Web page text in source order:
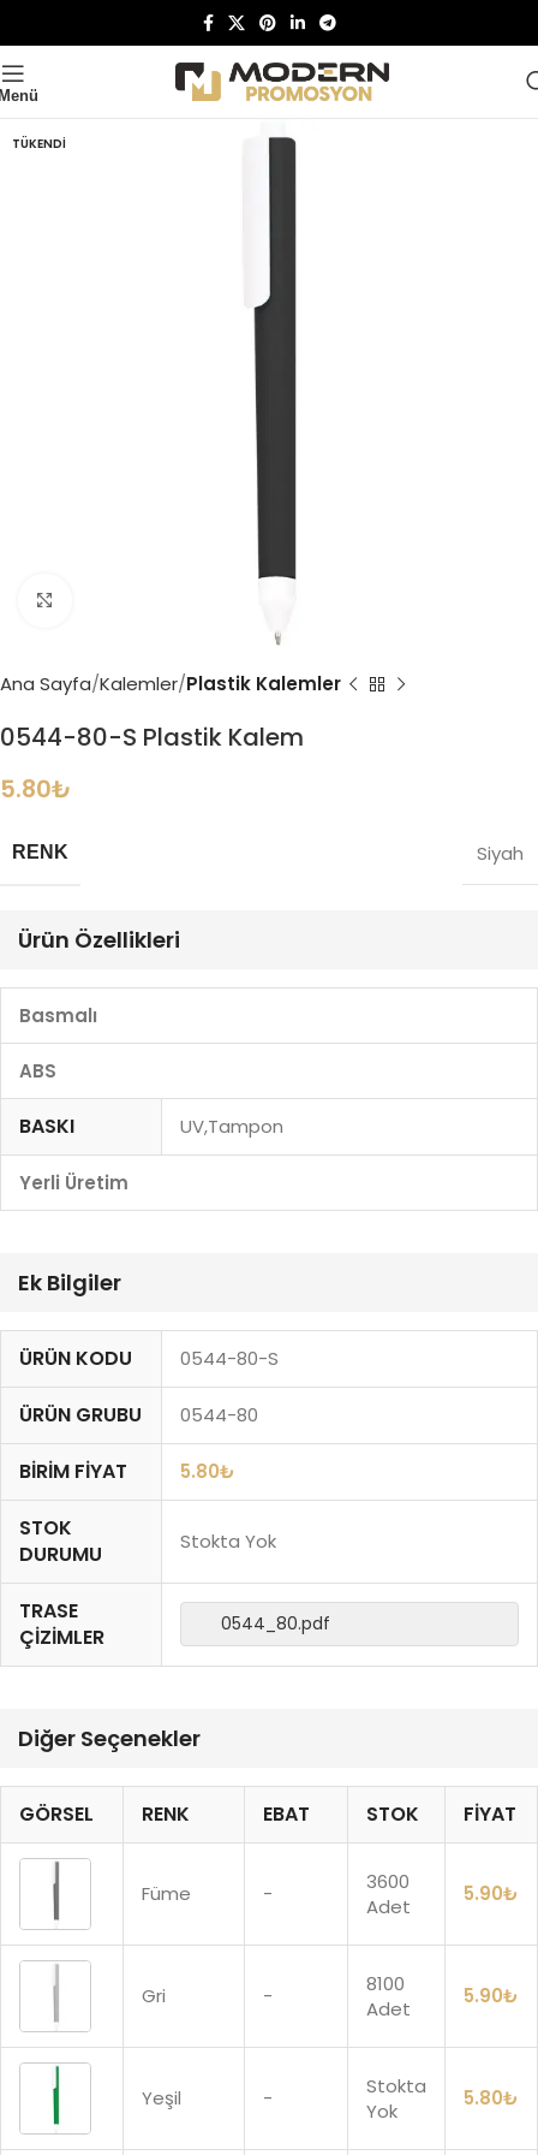
TÜKENDI
Ana Sayfa Kalemler Plastik Kalemler
0544-80-S Plastik Kalem
5.80₺
RENK Siyah
Ürün Özellikleri
Basmalı
ABS
BASKI UV,Tampon
Yerli Üretim
Ek Bilgiler
ÜRÜN KODU 0544-80-S
ÜRÜN GRUBU 0544-80
BIRIM FIYAT 5.80₺
STOK
DURUMU
Stokta Yok
TRASE
ÇIZIMLER
0544_80.pdf
Diğer Seçenekler
GÖRSEL RENK EBAT STOK FIYAT
Füme -
3600
Adet
5.90₺
Gri -
8100
Adet
5.90₺
Yeşil -
Stokta
Yok
5.80₺